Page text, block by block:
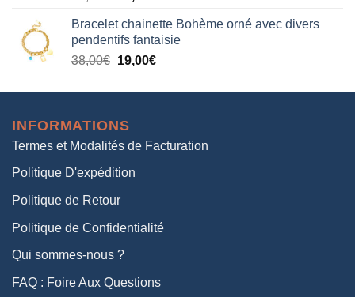
initial
était :
38,00€.
actuel
est :
19,00€.
Bracelet chainette Bohème orné avec divers
pendentifs fantaisie
38,00€ Le
initial
38,00€.
19,00€Le
actuel
INFORMATIONS
Termes et Modalités de Facturation
Politique D'expédition
Politique de Retour
Politique de Confidentialité
Qui sommes-nous ?
FAQ : Foire Aux Questions